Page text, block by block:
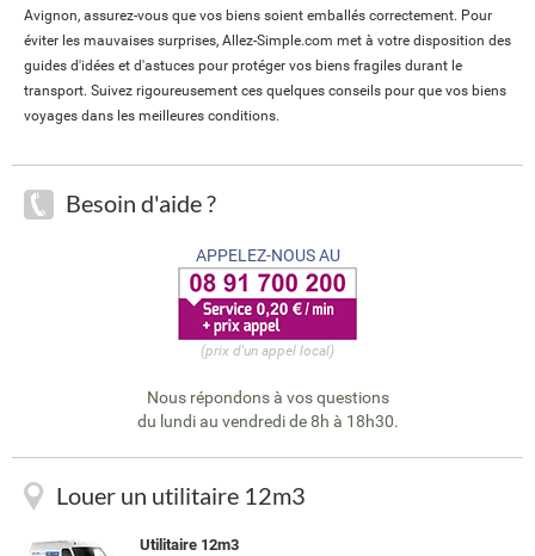
Avignon, assurez-vous que vos biens soient emballés correctement. Pour
éviter les mauvaises surprises, Allez-Simple.com met à votre disposition des
guides d'idées et d'astuces pour protéger vos biens fragiles durant le
transport. Suivez rigoureusement ces quelques conseils pour que vos biens
voyages dans les meilleures conditions.
Besoin d'aide ?
APPELEZ-NOUS AU
(prix d'un appel local)
Nous répondons à vos questions
du lundi au vendredi de 8h à 18h30.
Louer un utilitaire 12m3
Utilitaire 12m3